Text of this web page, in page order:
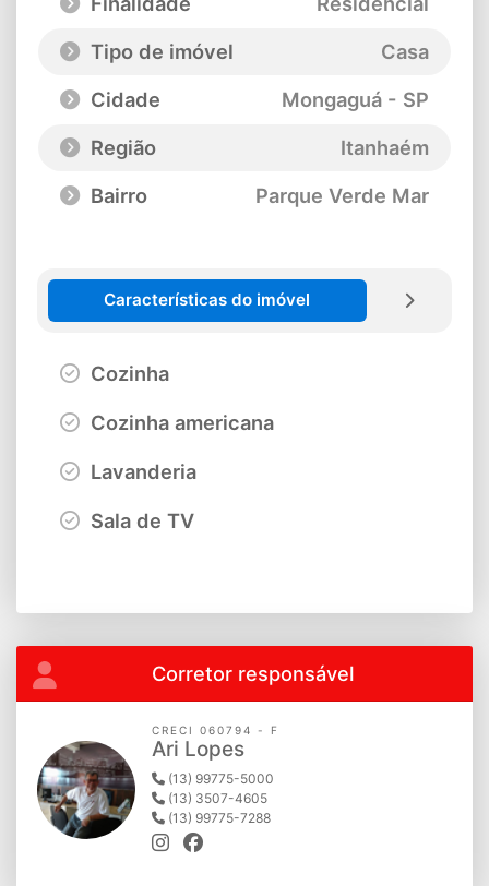
Tipo de imóvel
Casa
Cidade
Mongaguá - SP
Região
Itanhaém
Bairro
Parque Verde Mar
Características do imóvel
Cozinha
Cozinha americana
Lavanderia
Sala de TV
Corretor responsável
CRECI 060794 - F
Ari Lopes
(13) 99775-5000
(13) 3507-4605
(13) 99775-7288